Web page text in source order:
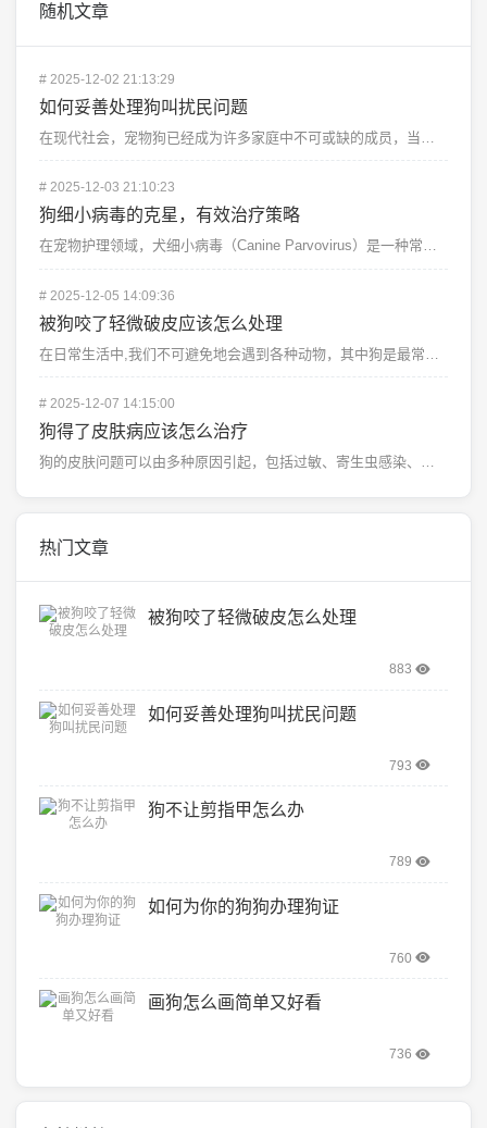
随机文章
# 2025-12-02 21:13:29
如何妥善处理狗叫扰民问题
在现代社会，宠物狗已经成为许多家庭中不可或缺的成员，当它们在夜晚或清晨时分吠叫时，往往会打扰到邻居的...
# 2025-12-03 21:10:23
狗细小病毒的克星，有效治疗策略
在宠物护理领域，犬细小病毒（Canine Parvovirus）是一种常见的、具有高度传染性的病毒性...
# 2025-12-05 14:09:36
被狗咬了轻微破皮应该怎么处理
# 2025-12-07 14:15:00
狗得了皮肤病应该怎么治疗
狗的皮肤问题可以由多种原因引起，包括过敏、寄生虫感染、真菌感染或细菌感染等，当您的爱犬出现皮肤问题时...
热门文章
被狗咬了轻微破皮怎么处理
883
如何妥善处理狗叫扰民问题
793
狗不让剪指甲怎么办
789
如何为你的狗狗办理狗证
760
画狗怎么画简单又好看
736